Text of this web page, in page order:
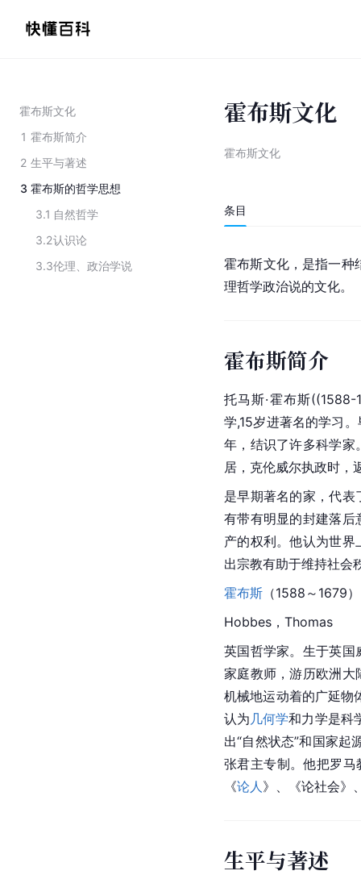
霍布斯文化
1 霍布斯简介
2 生平与著述
3 霍布斯的哲学思想
3.1 自然哲学
3.2认识论
3.3伦理、政治学说
霍布斯文化
霍布斯文化
条目
霍布斯文化，是指一种
理哲学政治说的文化。
霍布斯简介
托马斯·霍布斯((1588-
学,15岁进著名的学习
年，结识了许多科学
居， 克伦威尔执政时，
是早期著名的家，代表
有带有明显的封建落后
产的权利。他认为世
出宗教有助于维持社会
霍布斯 （1588～1679）
Hobbes，Thomas
英国哲学家。生于英国
家庭教师，游历欧洲
机械地运动着的广延物
认为 几何学和力学是科
出“自然状态”和国家起
张君主专制。他把罗马
《论人 》、《论社会》
生平与著述